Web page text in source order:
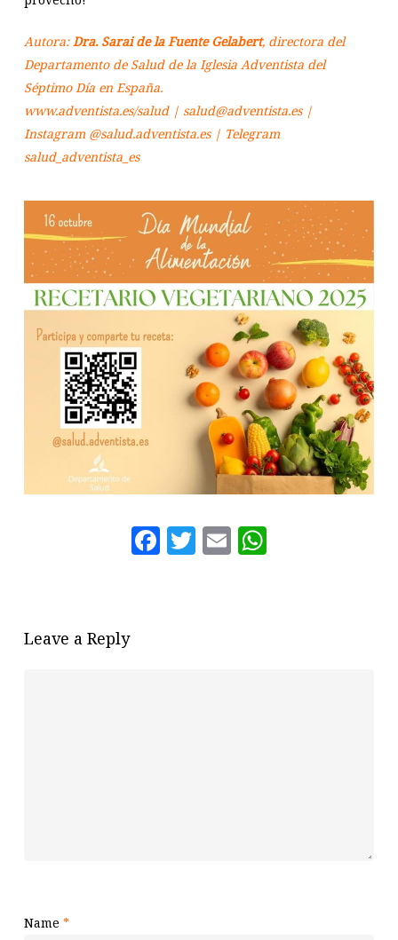
Autora:Dra. Sarai de la Fuente Gelabert, directora del
Departamento de Salud de la Iglesia Adventista del
Séptimo Día en España.
www.adventista.es/salud | salud@adventista.es |
Instagram @salud.adventista.es | Telegram
salud_adventista_es
Facebook
Twitter
Email
Leave a Reply
Name *